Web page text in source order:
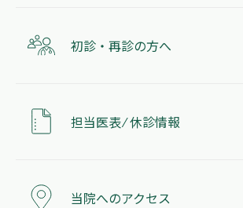
初診・再診の方へ
担当医表 ⁄ 休診情報
当院へのアクセス